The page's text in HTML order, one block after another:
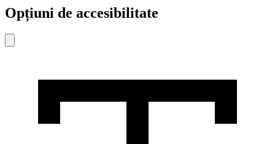
Opțiuni de accesibilitate